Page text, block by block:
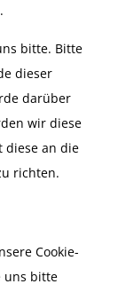
bitte. Bitte
dieser
darüber
wir diese
diese an die
richten.
Cookie-
uns bitte